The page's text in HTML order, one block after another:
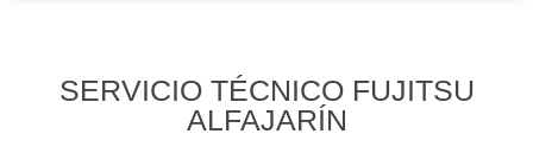
SERVICIO TÉCNICO FUJITSU
ALFAJARÍN